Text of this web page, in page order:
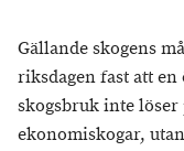
Gällande skogens
riksdagen fast att
skogsbruk inte
ekonomiskogar,